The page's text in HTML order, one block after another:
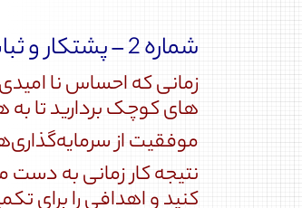
شماره 2 – پشتکار و ثبات قدم در قدم های کوچک برای بازی طولانی.
زمانی که احساس نا
های کوچک بردارید تا
موفقیت از
نتیجه کار زمانی به
کنید و اهدافی را برای